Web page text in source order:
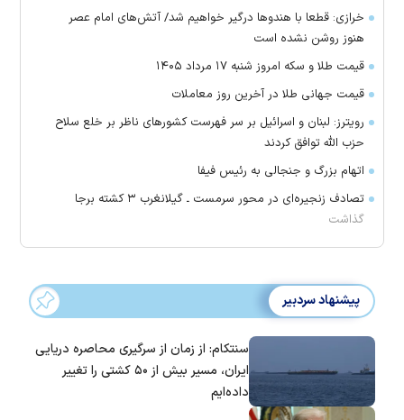
خرازی: قطعا با هندو‌ها درگیر خواهیم شد/ آتش‌های امام عصر
هنوز روشن نشده است
قیمت طلا و سکه امروز شنبه ۱۷ مرداد ۱۴۰۵
قیمت جهانی طلا در آخرین روز معاملات
رویترز: لبنان و اسرائیل بر سر فهرست کشور‌های ناظر بر خلع سلاح
حزب الله توافق کردند
اتهام بزرگ و جنجالی به رئیس فیفا
تصادف زنجیره‌ای در محور سرمست ـ گیلانغرب ۳ کشته برجا
گذاشت
پیشنهاد سردبیر
سنتکام: از زمان از سرگیری محاصره دریایی
ایران، مسیر بیش از ۵۰ کشتی را تغییر
داده‌ایم